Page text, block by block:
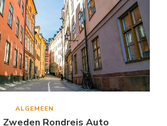
ALGEMEEN
Zweden Rondreis Auto